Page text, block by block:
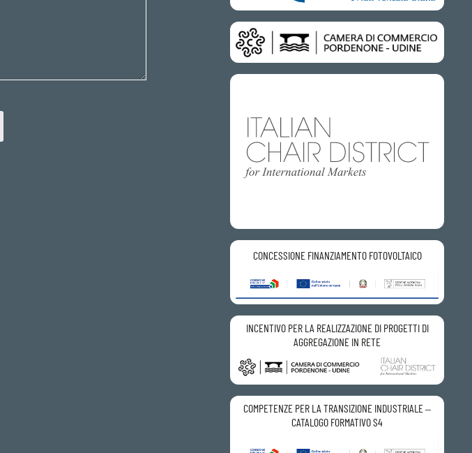
CONCESSIONE FINANZIAMENTO FOTOVOLTAICO
INCENTIVO PER LA REALIZZAZIONE DI PROGETTI DI
AGGREGAZIONE IN RETE
COMPETENZE PER LA TRANSIZIONE INDUSTRIALE –
CATALOGO FORMATIVO S4